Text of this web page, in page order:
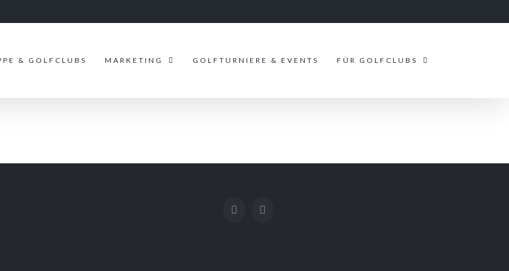
& GOLFCLUBS MARKETING GOLFTURNIERE & EVENTS FÜR GOLFCLUBS